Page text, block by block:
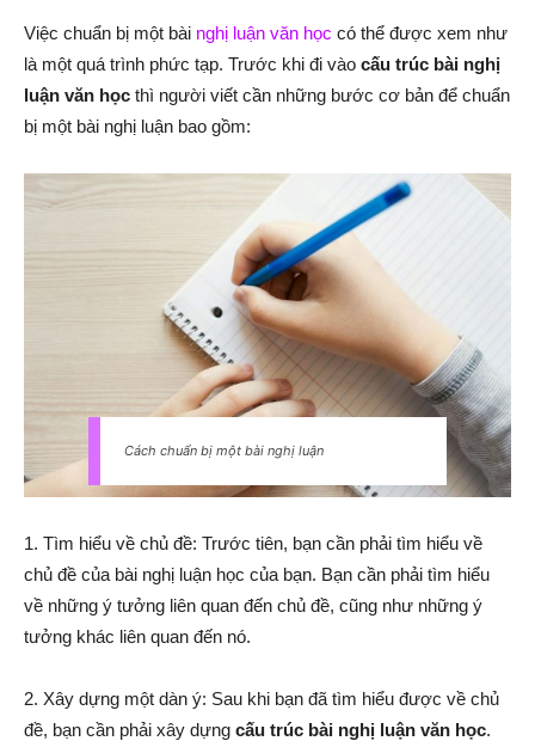
Việc chuẩn bị một bài nghị luận văn học có thể được xem như
là một quá trình phức tạp. Trước khi đi vào cấu trúc bài nghị
luận văn học thì người viết cần những bước cơ bản để chuẩn
bị một bài nghị luận bao gồm:
Cách chuẩn bị một bài nghị luận
1. Tìm hiểu về chủ đề: Trước tiên, bạn cần phải tìm hiểu về
chủ đề của bài nghị luận học của bạn. Bạn cần phải tìm hiểu
về những ý tưởng liên quan đến chủ đề, cũng như những ý
tưởng khác liên quan đến nó.
2. Xây dựng một dàn ý: Sau khi bạn đã tìm hiểu được về chủ
đề, bạn cần phải xây dựng cấu trúc bài nghị luận văn học.